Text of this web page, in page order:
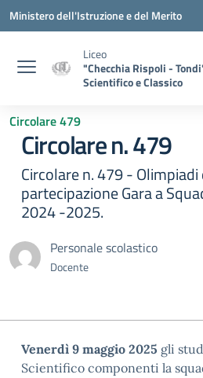
Vai ai contenuti
Vai al menu di navigazione
Vai al footer
Ministero dell'Istruzione e del Merito
Liceo
"Checchia Rispoli -
Scientifico e Classico
Circolare 479
Circolare n. 479
Circolare n. 479 -
partecipazione Gara a
2024 -2025.
Personale scolastico
Docente
Venerdì 9 maggio 2025 gli
Scientifico componenti la